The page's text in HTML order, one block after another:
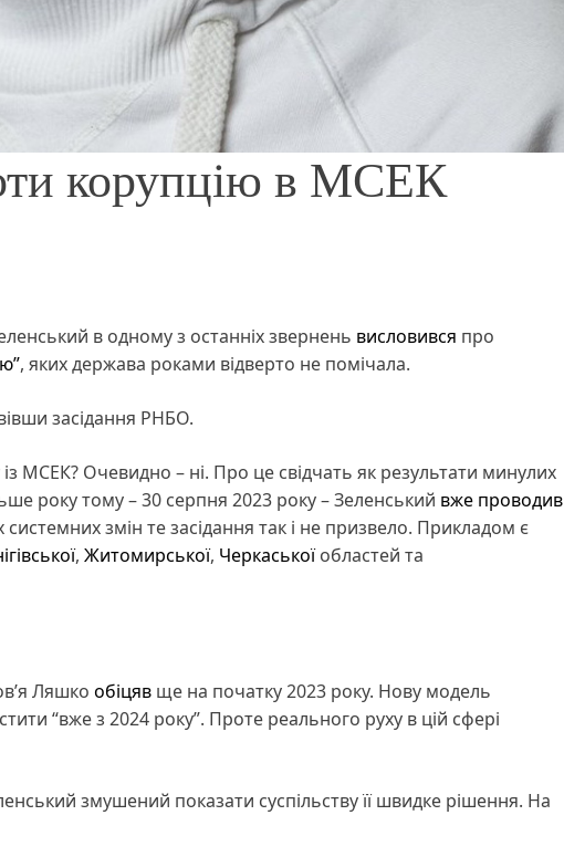
корупцію в МСЕК
в одному з останніх звернень висловився про
, яких держава роками відверто не помічала.
засідання РНБО.
МСЕК? Очевидно – ні. Про це свідчать як результати минулих
року тому – 30 серпня 2023 року – Зеленський вже проводив
змін те засідання так і не призвело. Прикладом є
, Житомирської, Черкаськоїобластей та
Ляшко обіцяв ще на початку 2023 року. Нову модель
“вже з 2024 року”. Проте реального руху в цій сфері
змушений показати суспільству її швидке рішення. На